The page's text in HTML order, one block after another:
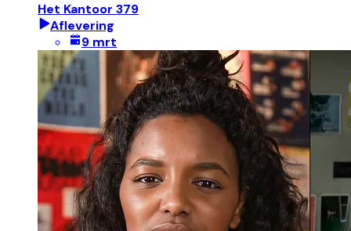
Het Kantoor 379
Aflevering
9 mrt